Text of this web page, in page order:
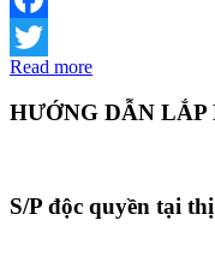
Facebook
Twitter
Read more
HƯỚNG DẪN LẮP
S/P độc quyền tại